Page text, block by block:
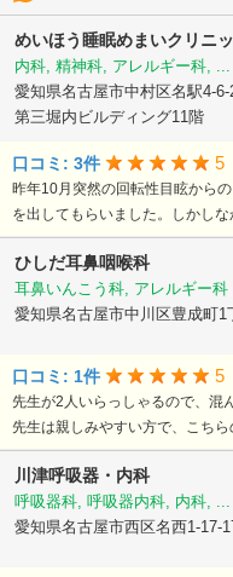
めいほう睡眠めまいクリニ
内科, 精神科, アレルギー科, ...
愛知県名古屋市中村区名駅4-6-
第三堀内ビルディング11階
口コミ: 3件 5
昨年10月突然の回転性目眩から
を出してもらいました。しかし
ひしだ耳鼻咽喉科
耳鼻いんこう科, アレルギー科
愛知県名古屋市中川区豊成町1
口コミ: 1件 5
先生が2人いらっしゃるので、混
先生は親しみやすい方で、こち
川津呼吸器・内科
呼吸器科, 呼吸器内科, 内科, ...
愛知県名古屋市西区名西1-17-